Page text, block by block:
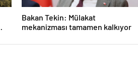
Bakan Tekin: Mülakat
mekanizması tamamen kalkıyor